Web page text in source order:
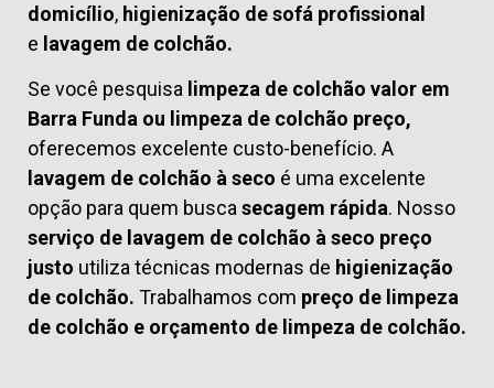
domicílio, higienização de sofá profissional
e lavagem de colchão.
Se você pesquisa limpeza de colchão valor em
Barra Funda ou limpeza de colchão preço,
oferecemos excelente custo-benefício. A
lavagem de colchão à seco é uma excelente
opção para quem busca secagem rápida. Nosso
serviço de lavagem de colchão à seco preço
justo utiliza técnicas modernas de higienização
de colchão. Trabalhamos com preço de limpeza
de colchão e orçamento de limpeza de colchão.